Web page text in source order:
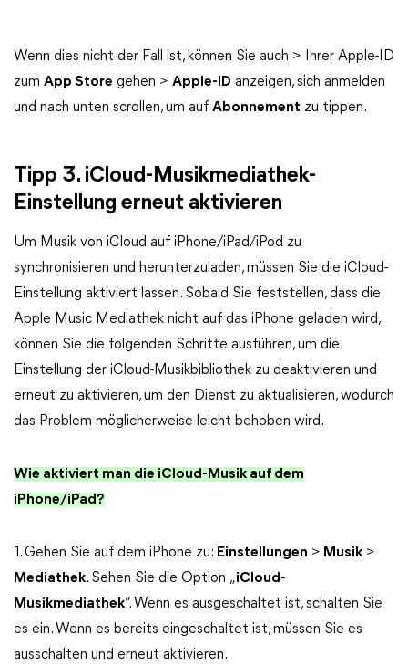
Wenn dies nicht der Fall ist, können Sie auch > Ihrer Apple-ID
zum App Store gehen > Apple-ID anzeigen, sich anmelden
und nach unten scrollen, um auf Abonnement zu tippen.
Tipp 3. iCloud-Musikmediathek-
Einstellung erneut aktivieren
Um Musik von iCloud auf iPhone/iPad/iPod zu
synchronisieren und herunterzuladen, müssen Sie die iCloud-
Einstellung aktiviert lassen. Sobald Sie feststellen, dass die
Apple Music Mediathek nicht auf das iPhone geladen wird,
können Sie die folgenden Schritte ausführen, um die
Einstellung der iCloud-Musikbibliothek zu deaktivieren und
erneut zu aktivieren, um den Dienst zu aktualisieren, wodurch
das Problem möglicherweise leicht behoben wird.
Wie aktiviert man die iCloud-Musik auf dem
iPhone/iPad?
1. Gehen Sie auf dem iPhone zu: Einstellungen > Musik >
Mediathek. Sehen Sie die Option „iCloud-
Musikmediathek“. Wenn es ausgeschaltet ist, schalten Sie
es ein. Wenn es bereits eingeschaltet ist, müssen Sie es
ausschalten und erneut aktivieren.